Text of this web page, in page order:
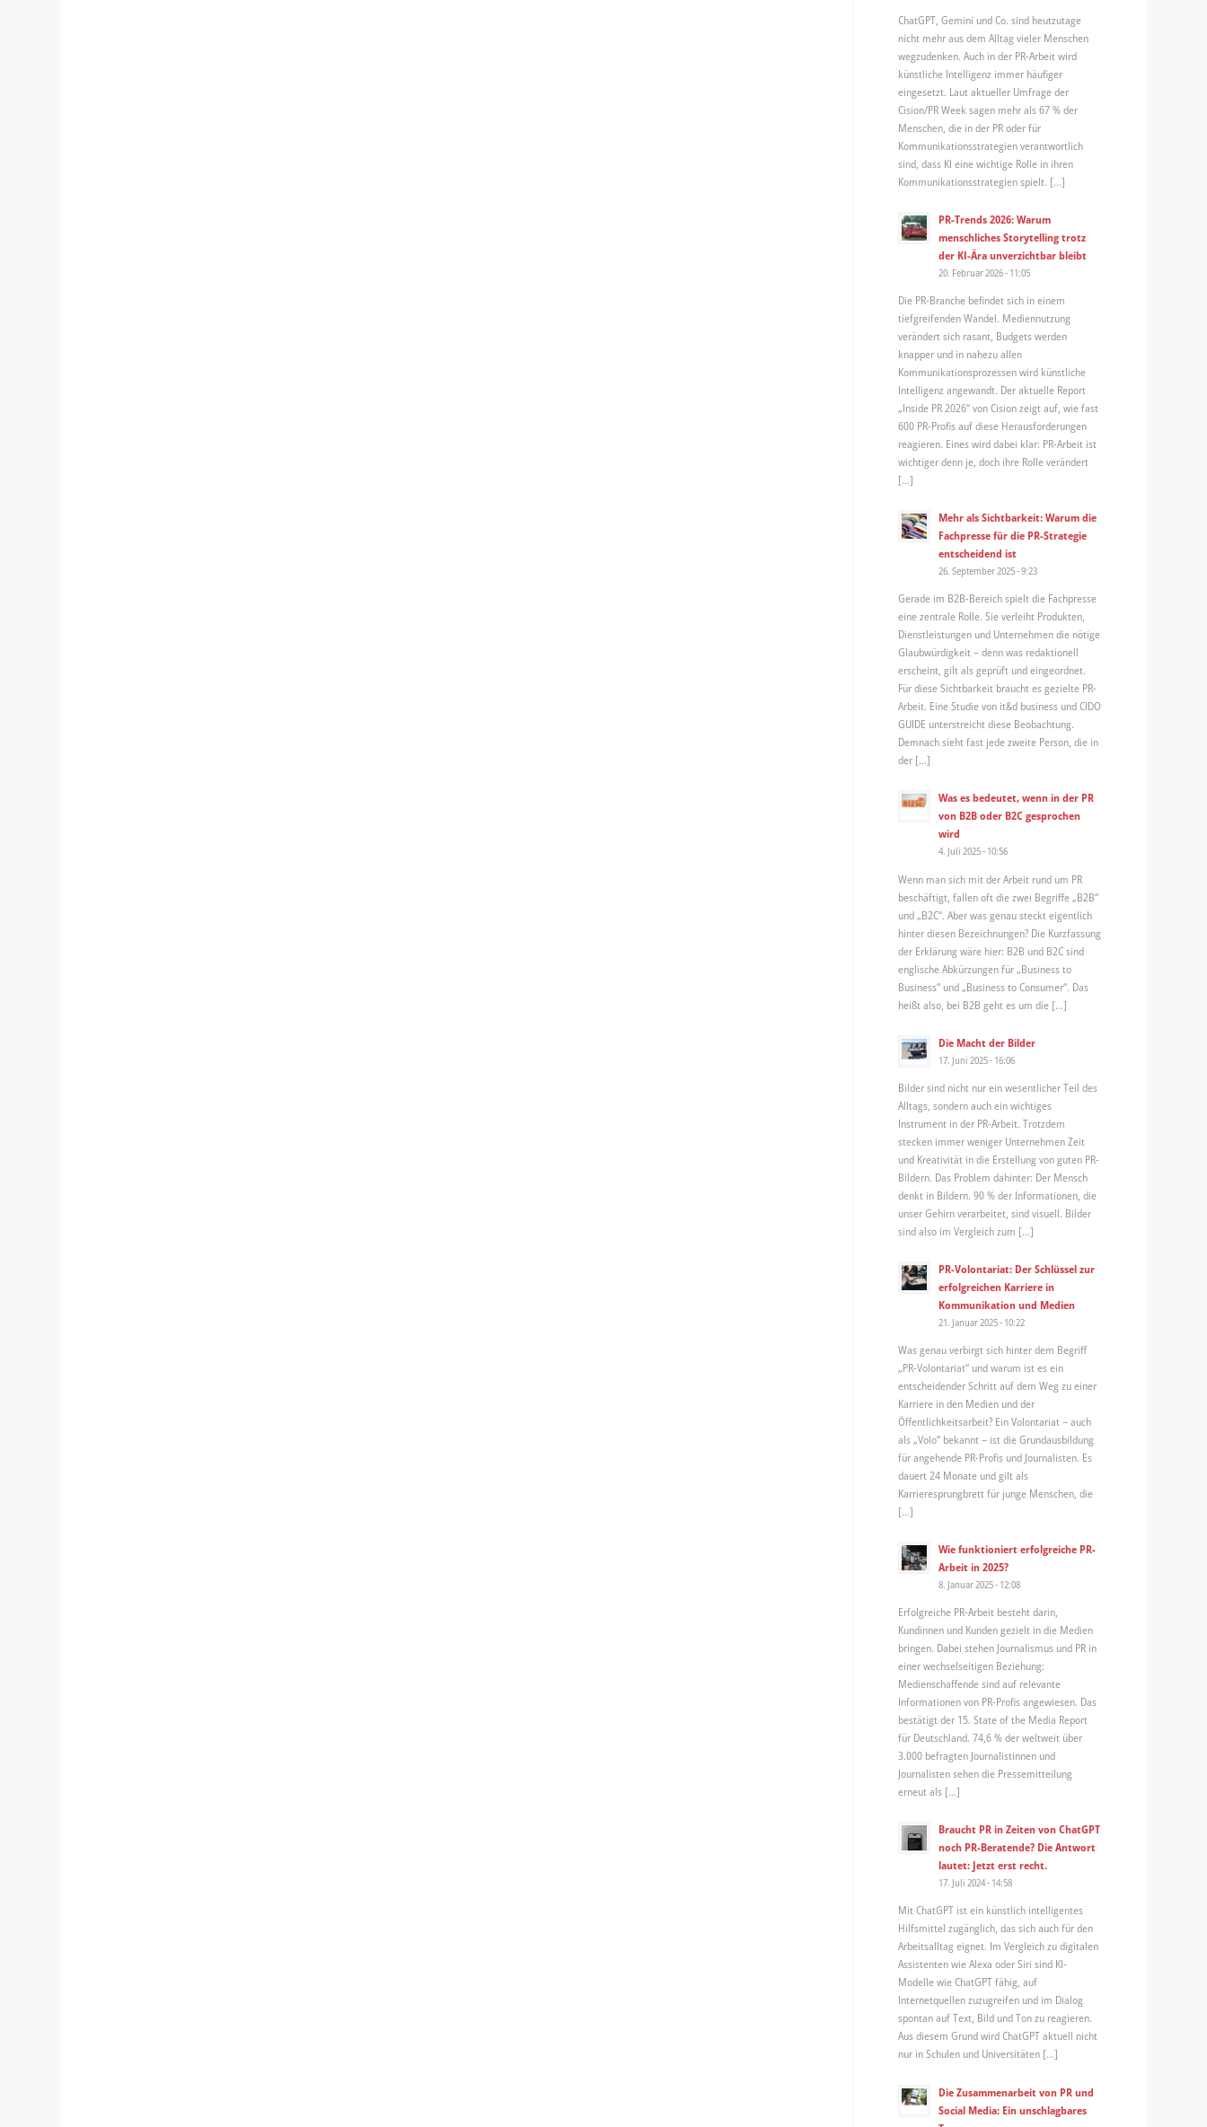
ChatGPT, Gemini und Co. sind heutzutage
nicht mehr aus dem Alltag vieler Menschen
wegzudenken. Auch in der PR-Arbeit wird
künstliche Intelligenz immer häufiger
eingesetzt. Laut aktueller Umfrage der
Cision/PR Week sagen mehr als 67 % der
Menschen, die in der PR oder für
Kommunikationsstrategien verantwortlich
sind, dass KI eine wichtige Rolle in ihren
Kommunikationsstrategien spielt. […]
PR-Trends 2026: Warum
menschliches Storytelling trotz
der KI-Ära unverzichtbar bleibt
20. Februar 2026 - 11:05
Die PR-Branche befindet sich in einem
tiefgreifenden Wandel. Mediennutzung
verändert sich rasant, Budgets werden
knapper und in nahezu allen
Kommunikationsprozessen wird künstliche
Intelligenz angewandt. Der aktuelle Report
„Inside PR 2026“ von Cision zeigt auf, wie fast
600 PR-Profis auf diese Herausforderungen
reagieren. Eines wird dabei klar: PR-Arbeit ist
wichtiger denn je, doch ihre Rolle verändert
[…]
Mehr als Sichtbarkeit: Warum die
Fachpresse für die PR-Strategie
entscheidend ist
26. September 2025 - 9:23
Gerade im B2B-Bereich spielt die Fachpresse
eine zentrale Rolle. Sie verleiht Produkten,
Dienstleistungen und Unternehmen die nötige
Glaubwürdigkeit – denn was redaktionell
erscheint, gilt als geprüft und eingeordnet.
Für diese Sichtbarkeit braucht es gezielte PR-
Arbeit. Eine Studie von it&d business und CIDO
GUIDE unterstreicht diese Beobachtung.
Demnach sieht fast jede zweite Person, die in
der […]
Was es bedeutet, wenn in der PR
von B2B oder B2C gesprochen
wird
4. Juli 2025 - 10:56
Wenn man sich mit der Arbeit rund um PR
beschäftigt, fallen oft die zwei Begriffe „B2B“
und „B2C“. Aber was genau steckt eigentlich
hinter diesen Bezeichnungen? Die Kurzfassung
der Erklärung wäre hier: B2B und B2C sind
englische Abkürzungen für „Business to
Business“ und „Business to Consumer“. Das
heißt also, bei B2B geht es um die […]
Die Macht der Bilder
17. Juni 2025 - 16:06
Bilder sind nicht nur ein wesentlicher Teil des
Alltags, sondern auch ein wichtiges
Instrument in der PR-Arbeit. Trotzdem
stecken immer weniger Unternehmen Zeit
und Kreativität in die Erstellung von guten PR-
Bildern. Das Problem dahinter: Der Mensch
denkt in Bildern. 90 % der Informationen, die
unser Gehirn verarbeitet, sind visuell. Bilder
sind also im Vergleich zum […]
PR-Volontariat: Der Schlüssel zur
erfolgreichen Karriere in
Kommunikation und Medien
21. Januar 2025 - 10:22
Was genau verbirgt sich hinter dem Begriff
„PR-Volontariat“ und warum ist es ein
entscheidender Schritt auf dem Weg zu einer
Karriere in den Medien und der
Öffentlichkeitsarbeit? Ein Volontariat – auch
als „Volo“ bekannt – ist die Grundausbildung
für angehende PR-Profis und Journalisten. Es
dauert 24 Monate und gilt als
Karrieresprungbrett für junge Menschen, die
[…]
Wie funktioniert erfolgreiche PR-
Arbeit in 2025?
8. Januar 2025 - 12:08
Erfolgreiche PR-Arbeit besteht darin,
Kundinnen und Kunden gezielt in die Medien
bringen. Dabei stehen Journalismus und PR in
einer wechselseitigen Beziehung:
Medienschaffende sind auf relevante
Informationen von PR-Profis angewiesen. Das
bestätigt der 15. State of the Media Report
für Deutschland. 74,6 % der weltweit über
3.000 befragten Journalistinnen und
Journalisten sehen die Pressemitteilung
erneut als […]
Braucht PR in Zeiten von ChatGPT
noch PR-Beratende? Die Antwort
lautet: Jetzt erst recht.
17. Juli 2024 - 14:58
Mit ChatGPT ist ein künstlich intelligentes
Hilfsmittel zugänglich, das sich auch für den
Arbeitsalltag eignet. Im Vergleich zu digitalen
Assistenten wie Alexa oder Siri sind KI-
Modelle wie ChatGPT fähig, auf
Internetquellen zuzugreifen und im Dialog
spontan auf Text, Bild und Ton zu reagieren.
Aus diesem Grund wird ChatGPT aktuell nicht
nur in Schulen und Universitäten […]
Die Zusammenarbeit von PR und
Social Media: Ein unschlagbares